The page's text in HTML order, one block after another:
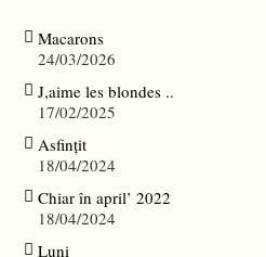
Macarons
24/03/2026
J,aime les blondes ..
17/02/2025
Asfințit
18/04/2024
Chiar în april’ 2022
18/04/2024
Luni